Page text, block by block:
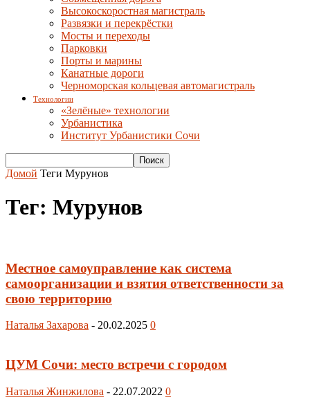
Высокоскоростная магистраль
Развязки и перекрёстки
Мосты и переходы
Парковки
Порты и марины
Канатные дороги
Черноморская кольцевая автомагистраль
Технологии
«Зелёные» технологии
Урбанистика
Институт Урбанистики Сочи
Домой Теги Мурунов
Тег: Мурунов
Местное самоуправление как система
самоорганизации и взятия ответственности за
свою территорию
Наталья Захарова - 20.02.2025 0
ЦУМ Сочи: место встречи с городом
Наталья Жинжилова - 22.07.2022 0